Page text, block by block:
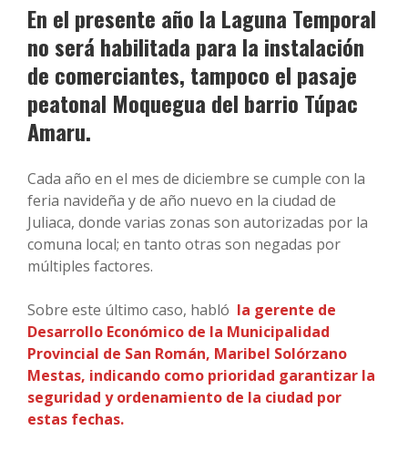
En el presente año la Laguna Temporal
no será habilitada para la instalación
de comerciantes, tampoco el pasaje
peatonal Moquegua del barrio Túpac
Amaru.
Cada año en el mes de diciembre se cumple con la
feria navideña y de año nuevo en la ciudad de
Juliaca, donde varias zonas son autorizadas por la
comuna local; en tanto otras son negadas por
múltiples factores.
Sobre este último caso, habló la gerente de
Desarrollo Económico de la Municipalidad
Provincial de San Román, Maribel Solórzano
Mestas, indicando como prioridad garantizar la
seguridad y ordenamiento de la ciudad por
estas fechas.